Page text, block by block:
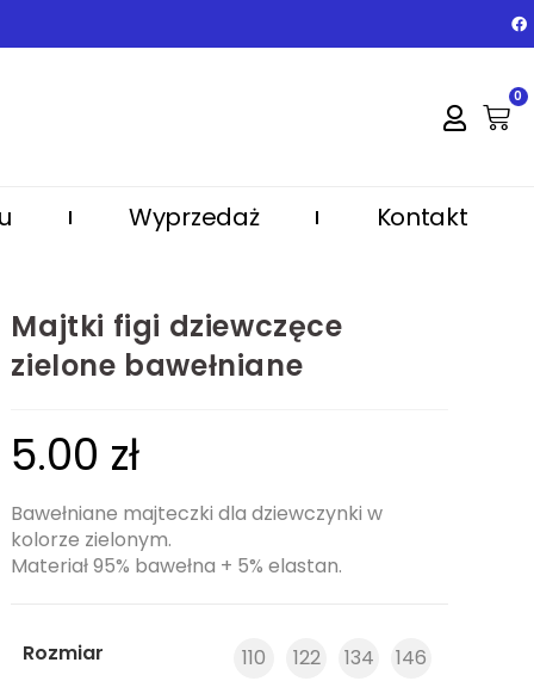
0
Wyprzedaż Kontakt
Majtki figi dziewczęce
zielone bawełniane
5.00 zł
Bawełniane majteczki dla dziewczynki w
kolorze zielonym.
Materiał 95% bawełna + 5% elastan.
Rozmiar 110 122 134 146